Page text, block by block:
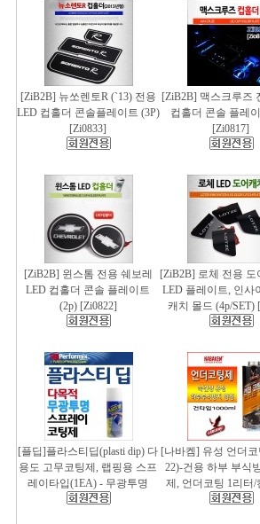
[ZiB2B] 뉴쏘렌토R (`13) 전용
LED 컵홀더 콘솔플레이트 (3P)
[Zi0833]
[ZiB2B] 맥스크루즈
컵홀더 콘솔 플레
[Zi0817]
[ZiB2B] 윈스톰 전용 쉐보레
LED 컵홀더 콘솔 플레이트
(2p) [Zi0822]
[ZiB2B] 로체 전용 도
LED 플레이트, 인사
캐치 몰드 (4p/SET)
[플딥]플라스티딥(plasti dip) 다
용도 고무코팅제, 랩핑용 스프
레이타입(1EA) - 무광투명
[나바켐] 유성 언더
22)-건용 하부 부식
제, 언더코팅 1리터/